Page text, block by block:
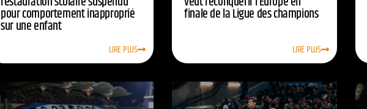
pour comportement inapproprié
sur une enfant
LIRE PLUS
finale de la Ligue des champions
LIRE PLUS